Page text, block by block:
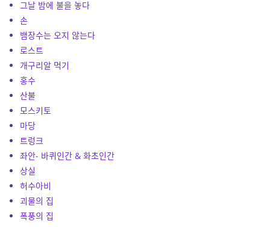
그날 밤에 불을 놓다
손
뱀장수는 오지 않는다
로스트
개구리알 먹기
홍수
산불
모스키토
마당
트렁크
좌안- 바퀴인간 & 화초인간
상실
허수아비
괴물의 집
폭풍의 집